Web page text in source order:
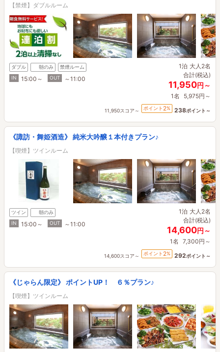
【禁煙】ダブルルーム
ダブル 朝のみ
禁煙ルーム
IN
15:00～ OUT ～11:00
1泊 大人2名
合計(税込)
11,950円～
1名 5,975円～
11,950スコア～ ポイント 2% 238ポイント～
《諏訪・舞姫酒造》 純米大吟醸１本付きプラン♪
【喫煙】ツインルーム
ツイン
朝のみ
IN
15:00～ OUT ～11:00
1泊 大人2名
合計(税込)
14,600円～
1名 7,300円～
14,600スコア～ ポイント 2% 292ポイント～
《じゃらん限定》 ポイントUP！ ６％プラン♪
【喫煙】ツインルーム